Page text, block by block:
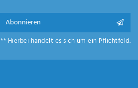
Abonnieren
** Hierbei handelt es sich um ein Pflichtfeld.